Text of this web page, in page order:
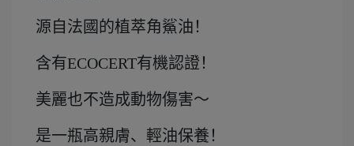
源自法國的植萃角鯊油！
含有ECOCERT有機認證！
美麗也不造成動物傷害～
是一瓶高親膚、輕油保養！